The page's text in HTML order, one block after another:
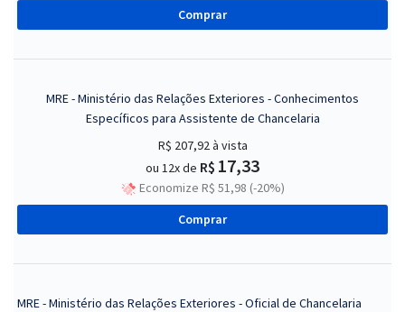
Comprar
MRE - Ministério das Relações Exteriores - Conhecimentos
Específicos para Assistente de Chancelaria
R$ 207,92à vista
ou 12x de R$ 17,33
Economize R$ 51,98 (-20%)
Comprar
MRE - Ministério das Relações Exteriores - Oficial de Chancelaria